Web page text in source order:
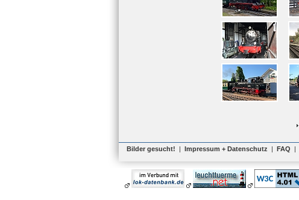
Bilder gesucht! | Impressum + Datenschutz | FAQ |